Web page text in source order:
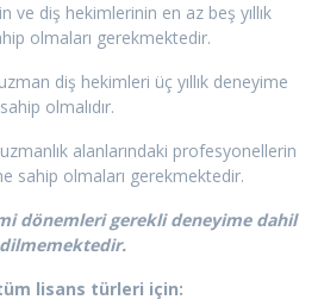
ve diş hekimlerinin en az beş yıllık
olmaları gerekmektedir.
diş hekimleri üç yıllık deneyime
sahip olmalıdır.
alanlarındaki profesyonellerin
sahip olmaları gerekmektedir.
dönemleri gerekli deneyime dahil
lisans türleri için: